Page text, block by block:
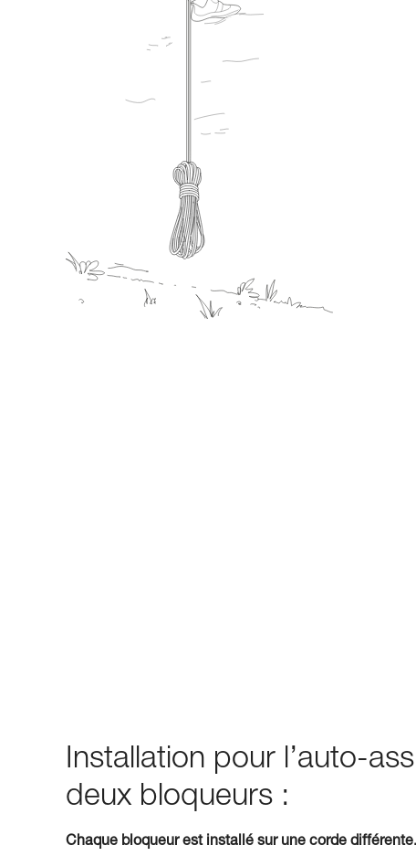
Installation pour l’auto-
deux bloqueurs :
Chaque bloqueur est installé sur une corde différente.